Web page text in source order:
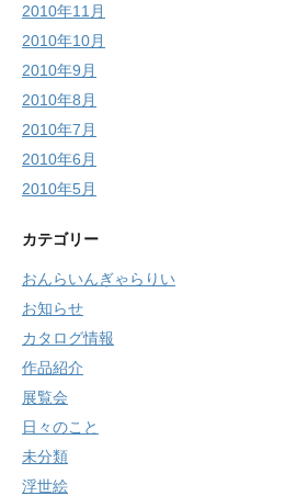
2010年11月
2010年10月
2010年9月
2010年8月
2010年7月
2010年6月
2010年5月
カテゴリー
おんらいんぎゃらりい
お知らせ
カタログ情報
作品紹介
展覧会
日々のこと
未分類
浮世絵